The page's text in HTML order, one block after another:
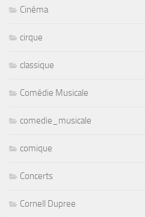
Cinéma
cirque
classique
Comédie Musicale
comedie_musicale
comique
Concerts
Cornell Dupree